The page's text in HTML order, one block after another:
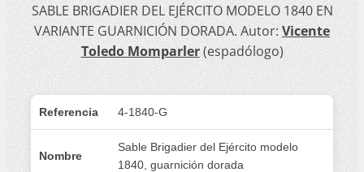
SABLE BRIGADIER DEL EJÉRCITO MODELO 1840 EN
VARIANTE GUARNICIÓN DORADA. Autor:Vicente
Toledo Momparler(espadólogo)
Referencia 4-1840-G
Nombre
Sable Brigadier del Ejército modelo
1840, guarnición dorada